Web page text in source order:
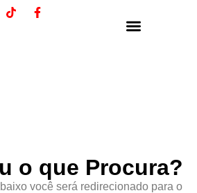
o que Procura?
você será redirecionado para o